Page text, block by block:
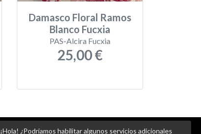
Damasco Floral Ramos
Blanco Fucxia
PAS-Alcira Fucxia
25,00 €
¡Hola! ¿Podríamos habilitar algunos servicios adicionales